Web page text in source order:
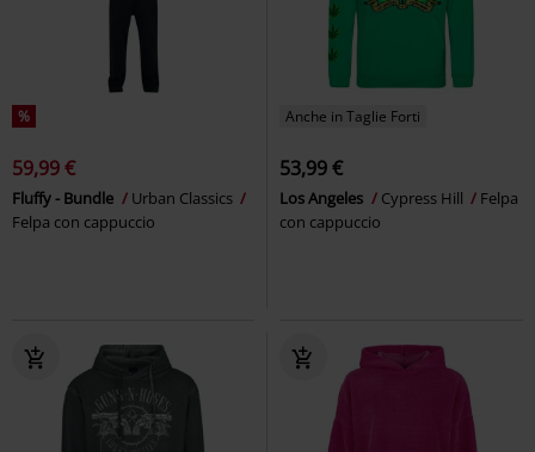
%
59,99 €
Fluffy - Bundle
Urban Classics
Felpa con cappuccio
Anche in Taglie Forti
53,99 €
Los Angeles Cypress Hill
Felpa
con cappuccio